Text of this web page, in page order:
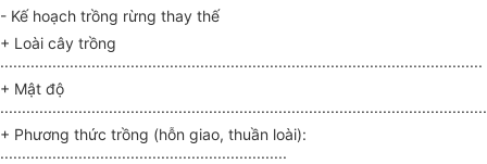
- Kế hoạch trồng rừng thay thế
+ Loài cây trồng
...............................................................................................................
+ Mật độ
+ Phương thức trồng (hỗn giao, thuần loài):
..................................................................